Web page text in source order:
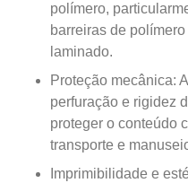
polímero,
barreiras de
laminado.
Proteção mecânica:
perfuração e rigidez
proteger o conteúdo
transporte e
Imprimibilidade e